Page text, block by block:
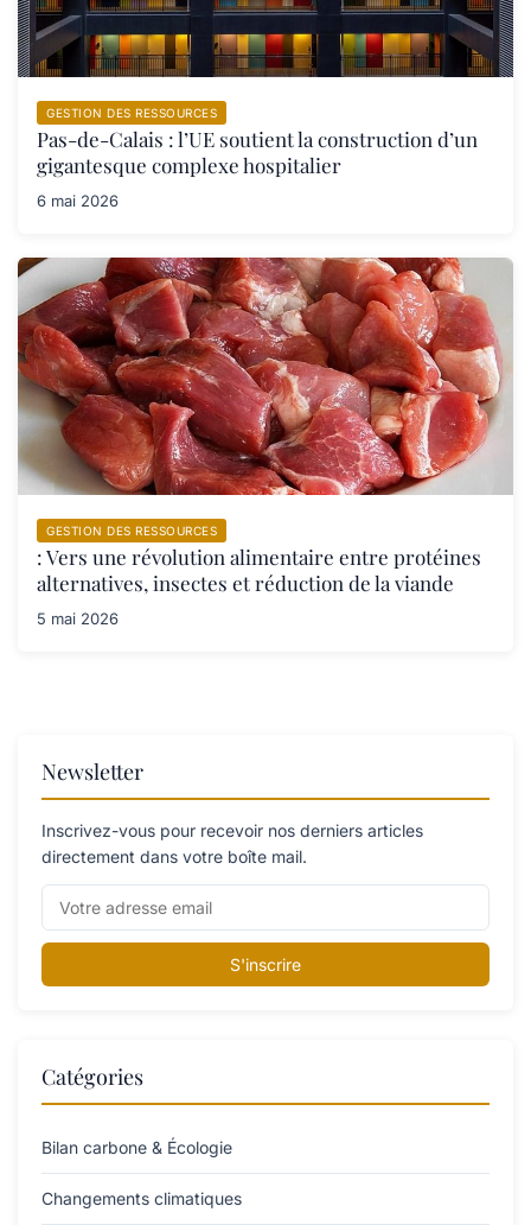
GESTION DES RESSOURCES
Pas-de-Calais : l’UE soutient la construction d’un
gigantesque complexe hospitalier
6 mai 2026
GESTION DES RESSOURCES
: Vers une révolution alimentaire entre protéines
alternatives, insectes et réduction de la viande
5 mai 2026
Newsletter
Inscrivez-vous pour recevoir nos derniers articles
directement dans votre boîte mail.
S'inscrire
Catégories
Bilan carbone & Écologie
Changements climatiques